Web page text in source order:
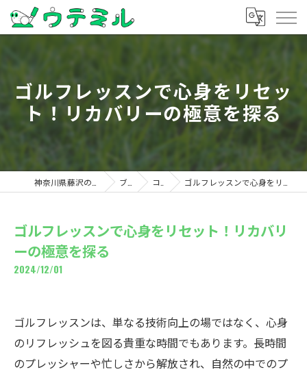
ゴルフレッスンで心身をリセッ
ト！リカバリーの極意を探る
ブログ コラム ゴルフレッスンで心身をリセット！リカバリーの極意を探る
ゴルフレッスンで心身をリセット！リカバリ
ーの極意を探る
2024/12/01
ゴルフレッスンは、単なる技術向上の場ではなく、心身
のリフレッシュを図る貴重な時間でもあります。長時間
のプレッシャーや忙しさから解放され、自然の中でのプ